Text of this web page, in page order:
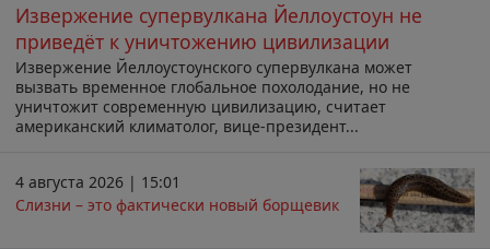
Извержение супервулкана Йеллоустоун не
приведёт к уничтожению цивилизации
Извержение Йеллоустоунского супервулкана может
вызвать временное глобальное похолодание, но не
уничтожит современную цивилизацию, считает
американский климатолог, вице-президент...
4 августа 2026 | 15:01
Слизни – это фактически новый борщевик